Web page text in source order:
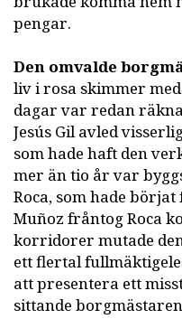
pengar.
Den omvalde
liv i rosa skimmer
dagar var redan
Jesús Gil avled
som hade haft den
mer än tio år var
Roca, som hade
Muñoz fråntog Roca
korridorer mutade
ett flertal
att presentera ett
sittande